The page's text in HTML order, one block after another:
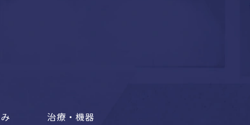
治療・機器